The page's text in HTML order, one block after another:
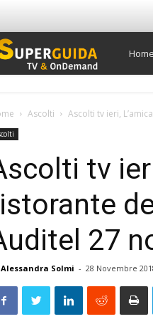
Super
Home
Ascolti Ascolti tv ieri,
tv
27
Alessandra Solmi - 28 Novembre